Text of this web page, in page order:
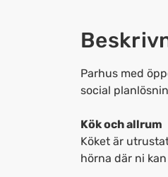
Parhus med
social
Kök och allrum
Köket är
hörna där ni